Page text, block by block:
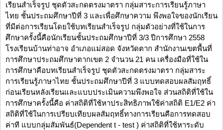
เรียนสำเร็จรูป ชุดตัวสะกดตรงมาตรา กลุ่มสาระการเรียนรู้ภาษา
ไทย ชั้นประถมศึกษาปีที่ 3 และเพื่อศึกษาความ พึงพอใจของนักเรียน
ที่มีต่อการเรียนโดยใช้บทเรียนสำเร็จรูป กลุ่มตัวอย่างที่ใช้ในการ
ศึกษาครั้งนี้คือนักเรียนชั้นประถมศึกษาปีที่ 3/3 ปีการศึกษา 2558
โรงเรียนบ้านท่าอาจ อำเภอแม่สอด จังหวัดตาก สำนักงานเขตพื้นที่
การศึกษาประถมศึกษาตากเขต 2 จำนวน 21 คน เครื่องมือที่ใช้ใน
การศึกษาคือบทเรียนสำเร็จรูป ชุดตัวสะกดตรงมาตรา กลุ่มสาระ
การเรียนรู้ภาษาไทย ชั้นประถมศึกษาปีที่ 3 แบบทดสอบผลสัมฤทธิ์
ก่อนเรียนหลังเรียนและแบบประเมินความพึงพอใจ ส่วนสถิติที่ใช้ใน
การศึกษาครั้งนี้คือ ค่าสถิติที่ใช้หาประสิทธิภาพใช้ค่าสถิติ E1/E2 ค่า
สถิติที่ใช้ในการเปรียบเทียบผลสัมฤทธิ์ทางการเรียนคือการทดสอบ
ค่าที แบบกลุ่มสัมพันธ์(Dependent t - test ) ค่าสถิติที่ใช้หาระดับ